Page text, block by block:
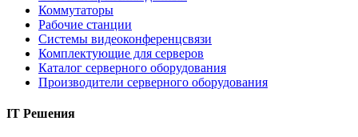
Коммутаторы
Рабочие станции
Системы видеоконференцсвязи
Комплектующие для серверов
Каталог серверного оборудования
Производители серверного оборудования
IT Решения